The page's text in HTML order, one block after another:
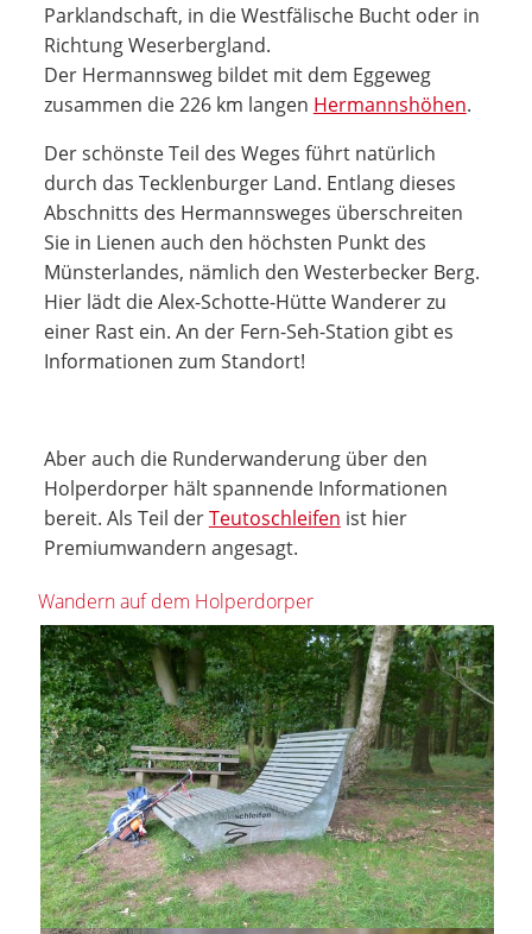
Parklandschaft, in die Westfälische Bucht oder in
Richtung Weserbergland.
Der Hermannsweg bildet mit dem Eggeweg
zusammen die 226 km langen Hermannshöhen.
Der schönste Teil des Weges führt natürlich
durch das Tecklenburger Land. Entlang dieses
Abschnitts des Hermannsweges überschreiten
Sie in Lienen auch den höchsten Punkt des
Münsterlandes, nämlich den Westerbecker Berg.
Hier lädt die Alex-Schotte-Hütte Wanderer zu
einer Rast ein. An der Fern-Seh-Station gibt es
Informationen zum Standort!
Aber auch die Runderwanderung über den
Holperdorper hält spannende Informationen
bereit. Als Teil derTeutoschleifen ist hier
Premiumwandern angesagt.
Wandern auf dem Holperdorper